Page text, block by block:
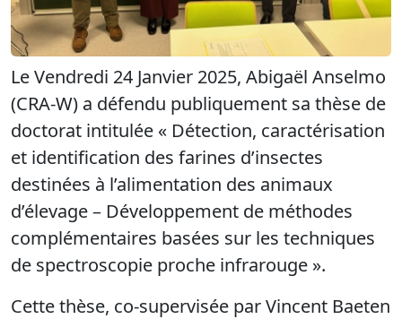
Le Vendredi 24 Janvier 2025, Abigaël Anselmo
(CRA-W) a défendu publiquement sa thèse de
doctorat intitulée « Détection, caractérisation
et identification des farines d’insectes
destinées à l’alimentation des animaux
d’élevage – Développement de méthodes
complémentaires basées sur les techniques
de spectroscopie proche infrarouge ».
Cette thèse, co-supervisée par Vincent Baeten